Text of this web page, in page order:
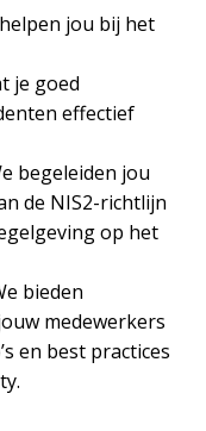
jou bij het
je goed
effectief
begeleiden jou
de NIS2-richtlijn
op het
bieden
medewerkers
en best practices